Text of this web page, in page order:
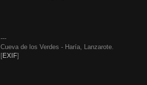
---
Cueva de los Verdes - Haría, Lanzarote.
[EXIF]